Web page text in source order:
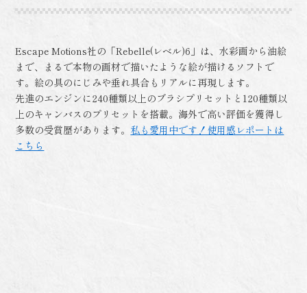
Escape Motions社の「Rebelle(レベル)6」は、水彩画から油絵
まで、まるで本物の画材で描いたような絵が描けるソフトで
す。絵の具のにじみや垂れ具合もリアルに再現します。
先進のエンジンに240種類以上のブラシプリセットと120種類以
上のキャンバスのプリセットを搭載。海外で高い評価を獲得し
多数の受賞歴があります。 私も愛用中です！使用感レポートは
こちら